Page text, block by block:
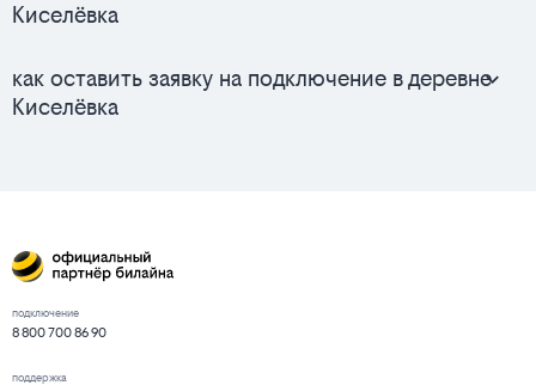
Киселёвка
как оставить заявку на подключение в деревне
Киселёвка
подключение
8 800 700 86 90
поддержка